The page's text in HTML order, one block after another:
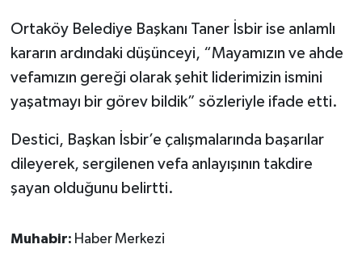
Ortaköy Belediye Başkanı Taner İsbir ise anlamlı
kararın ardındaki düşünceyi, “Mayamızın ve ahde
vefamızın gereği olarak şehit liderimizin ismini
yaşatmayı bir görev bildik” sözleriyle ifade etti.
Destici, Başkan İsbir’e çalışmalarında başarılar
dileyerek, sergilenen vefa anlayışının takdire
şayan olduğunu belirtti.
Muhabir: Haber Merkezi